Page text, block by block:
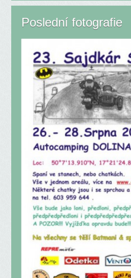
Poslední fotografie